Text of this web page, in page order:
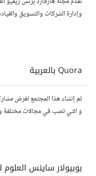
وإدارة الشركات والتسويق
Quora بالعربية
تم إنشاء هذا المجتمع لغرض
و التي تصب في مجالات مختلفة
بوبيولار ساينس العلوم